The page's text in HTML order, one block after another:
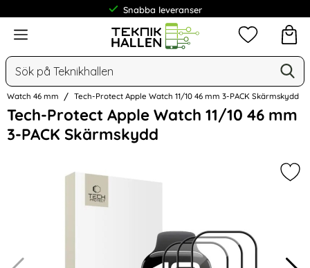
Snabba leveranser
Frakt från 19 kr
Meny
Sök
Mina
Watch 46 mm Tech-Protect Apple Watch 11/10 46 mm 3-PACK Skärmskydd
Tech-Protect Apple Watch 11/10 46 mm
3-PACK Skärmskydd
Hoppa
över
Bilder